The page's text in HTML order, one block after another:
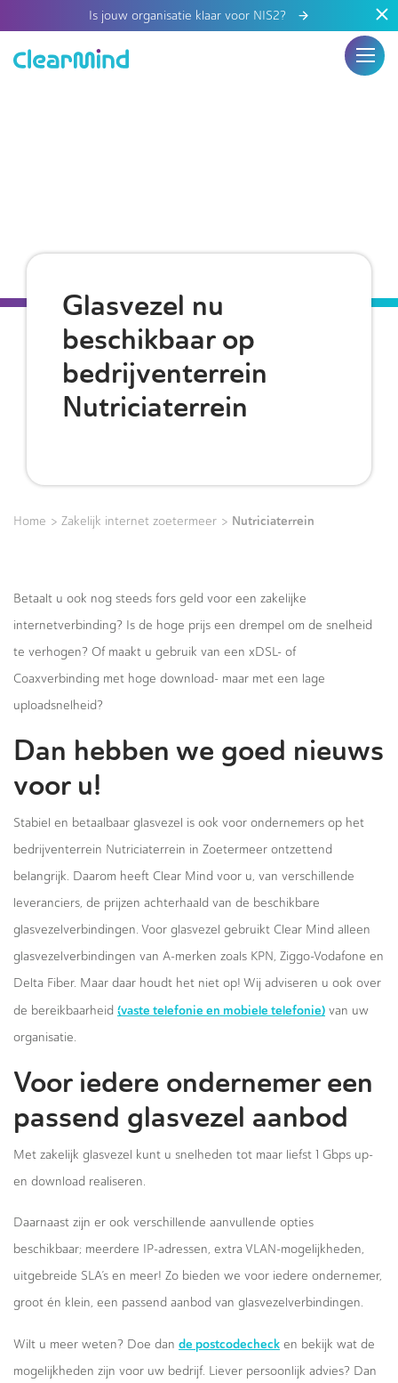
Is jouw organisatie klaar voor NIS2?
Glasvezel nu
beschikbaar op
bedrijventerrein
Nutriciaterrein
Home > Zakelijk internet zoetermeer > Nutriciaterrein
Betaalt u ook nog steeds fors geld voor een zakelijke
internetverbinding? Is de hoge prijs een drempel om de snelheid
te verhogen? Of maakt u gebruik van een xDSL- of
Coaxverbinding met hoge download- maar met een lage
uploadsnelheid?
Dan hebben we goed nieuws
voor u!
Stabiel en betaalbaar glasvezel is ook voor ondernemers op het
bedrijventerrein Nutriciaterrein in Zoetermeer ontzettend
belangrijk. Daarom heeft Clear Mind voor u, van verschillende
leveranciers, de prijzen achterhaald van de beschikbare
glasvezelverbindingen. Voor glasvezel gebruikt Clear Mind alleen
glasvezelverbindingen van A-merken zoals KPN, Ziggo-Vodafone en
Delta Fiber. Maar daar houdt het niet op! Wij adviseren u ook over
de bereikbaarheid (vaste telefonie en mobiele telefonie) van uw
organisatie.
Voor iedere ondernemer een
passend glasvezel aanbod
Met zakelijk glasvezel kunt u snelheden tot maar liefst 1 Gbps up-
en download realiseren.
Daarnaast zijn er ook verschillende aanvullende opties
beschikbaar; meerdere IP-adressen, extra VLAN-mogelijkheden,
uitgebreide SLA’s en meer! Zo bieden we voor iedere ondernemer,
groot én klein, een passend aanbod van glasvezelverbindingen.
Wilt u meer weten? Doe dan de postcodecheck en bekijk wat de
mogelijkheden zijn voor uw bedrijf. Liever persoonlijk advies? Dan